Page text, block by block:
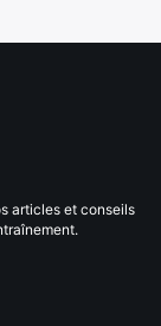
articles et conseils